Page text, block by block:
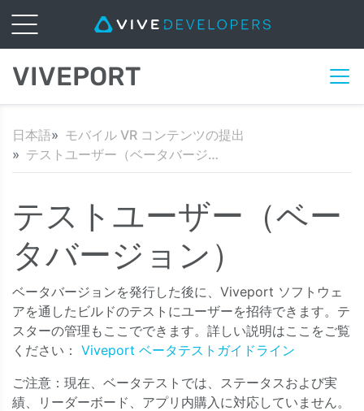
VIVEPORT
日本語
モバイル VR コンテンツの提出
テストユーザー（ベータバージョン）
テストユーザー（ベー
タバージョン）
ベータバージョンを発行した後に、Viveport ソフトウェ
アを通したビルドのテストにユーザーを招待できます。テ
スターの管理もここでできます。詳しい説明はここをご覧
ください： Viveport ベータテストガイドライン
ご注意：現在、ベータテストでは、ステータスおよび実
績、リーダーボード、アプリ内購入に対応していません。